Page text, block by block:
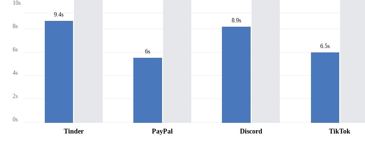
10s
8s
6s
4s
2s
0s
9.4s
Tinder
6s
PayPal
8.9s
Discord
6.5s
TikTok